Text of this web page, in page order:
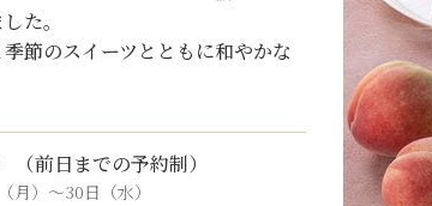
た。
節のスイーツとともに和やかな
（前日までの予約制）
）～30日（水）